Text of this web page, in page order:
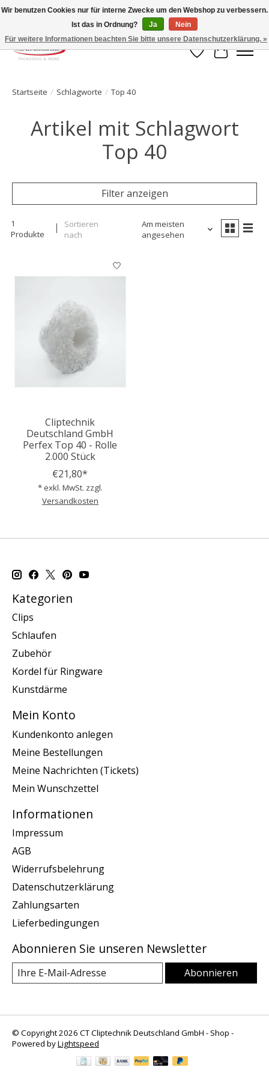
Ihr Onlineshop für Clipverschlusstechnik!
Wunschzettel
Ihr
Startseite / Schlagworte / Top 40
Artikel mit Schlagwort
Top 40
Filter anzeigen
1
Produkte
Sortieren
nach
Am meisten
angesehen
Cliptechnik
Deutschland GmbH
Perfex Top 40 - Rolle
2.000 Stück
€21,80*
* exkl. MwSt. zzgl.
Versandkosten
Kategorien
Clips
Schlaufen
Zubehör
Kordel für Ringware
Kunstdärme
Mein Konto
Kundenkonto anlegen
Meine Bestellungen
Meine Nachrichten (Tickets)
Mein Wunschzettel
Informationen
Impressum
AGB
Widerrufsbelehrung
Datenschutzerklärung
Zahlungsarten
Lieferbedingungen
Abonnieren Sie unseren Newsletter
Abonnieren
© Copyright 2026 CT Cliptechnik Deutschland GmbH - Shop -
Powered byLightspeed
Wir benutzen Cookies nur für interne Zwecke um den Webshop zu verbessern.
Ist das in Ordnung?
Ja
Nein
Für weitere Informationen beachten Sie bitte unsere Datenschutzerklärung. »